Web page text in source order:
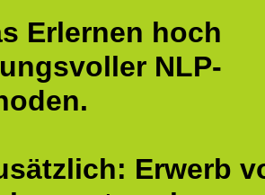
Erlernen hoch
NLP-
Erwerb